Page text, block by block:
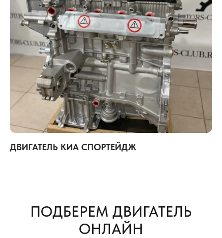
ДВИГАТЕЛЬ КИА СПОРТЕЙДЖ
ПОДБЕРЕМ ДВИГАТЕЛЬ
ОНЛАЙН